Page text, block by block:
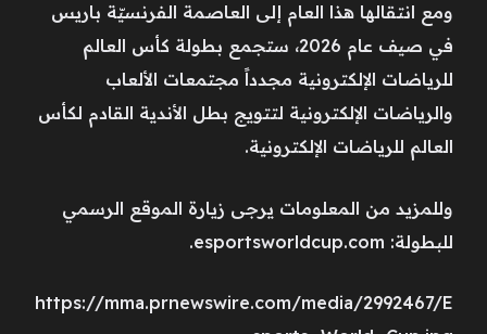
ومع انتقالها هذا العام إلى العاصمة الفرنسيّة باريس
في صيف عام 2026، ستجمع بطولة كأس العالم
للرياضات الإلكترونية مجدداً مجتمعات الألعاب
والرياضات الإلكترونية لتتويج بطل الأندية القادم لكأس
العالم للرياضات الإلكترونية.
وللمزيد من المعلومات يرجى زيارة الموقع الرسمي
للبطولة: esportsworldcup.com.
https://mma.prnewswire.com/media/2992467/E